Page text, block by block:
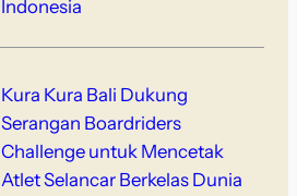
Indonesia
Kura Kura Bali Dukung
Serangan Boardriders
Challenge untuk Mencetak
Atlet Selancar Berkelas Dunia